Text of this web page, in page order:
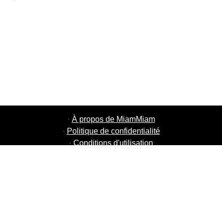
· À propos de MiamMiam
· Politique de confidentialité
· Conditions d'utilisation